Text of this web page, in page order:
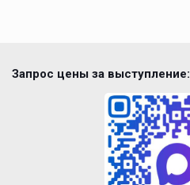
Запрос цены за выступление: